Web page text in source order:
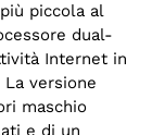
piccola al
dual-
Internet in
versione
maschio
e di un